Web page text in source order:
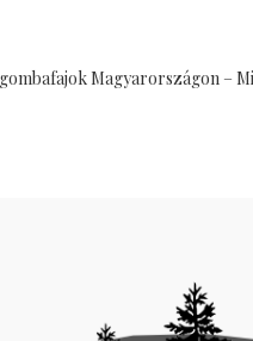
Magyarországon –